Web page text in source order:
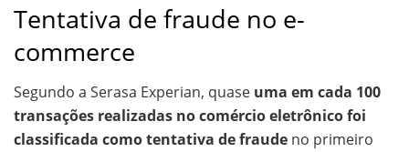
Tentativa de fraude no e-
commerce
Segundo a Serasa Experian, quase uma em cada 100
transações realizadas no comércio eletrônico foi
classificada como tentativa de fraude no primeiro